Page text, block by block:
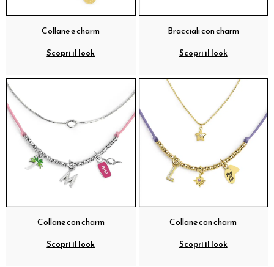
Collane e charm
Scopri il look
Bracciali con charm
Scopri il look
Collane con charm
Scopri il look
Collane con charm
Scopri il look